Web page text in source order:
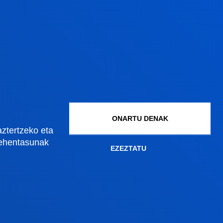
eta
ONARTU DENAK
EZEZTATU
Graduko onarpena
Graduondoko onarpena